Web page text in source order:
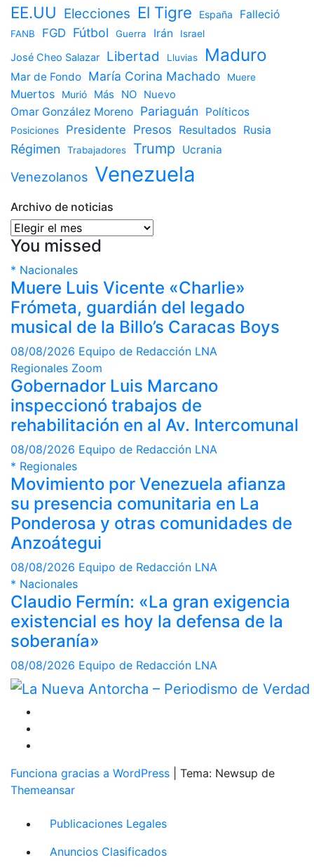
EE.UU Elecciones El Tigre España Falleció
FANB FGD Fútbol Guerra Irán Israel
José Cheo Salazar Libertad Lluvias Maduro
Mar de Fondo María Corina Machado Muere
Muertos Murió Más NO Nuevo
Omar González Moreno Pariaguán Políticos
Posiciones Presidente Presos Resultados Rusia
Régimen Trabajadores Trump Ucrania
Venezolanos Venezuela
Archivo de noticias
Archivo
de
You missed
* Nacionales
Muere Luis Vicente «Charlie»
Frómeta, guardián del legado
musical de la Billo’s Caracas Boys
08/08/2026 Equipo de Redacción LNA
Regionales Zoom
Gobernador Luis Marcano
inspeccionó trabajos de
rehabilitación en al Av. Intercomunal
08/08/2026 Equipo de Redacción LNA
* Regionales
Movimiento por Venezuela afianza
su presencia comunitaria en La
Ponderosa y otras comunidades de
Anzoátegui
08/08/2026 Equipo de Redacción LNA
* Nacionales
Claudio Fermín: «La gran exigencia
existencial es hoy la defensa de la
soberanía»
08/08/2026 Equipo de Redacción LNA
Funciona gracias a WordPress
Tema: Newsup de
Themeansar
Publicaciones Legales
Anuncios Clasificados